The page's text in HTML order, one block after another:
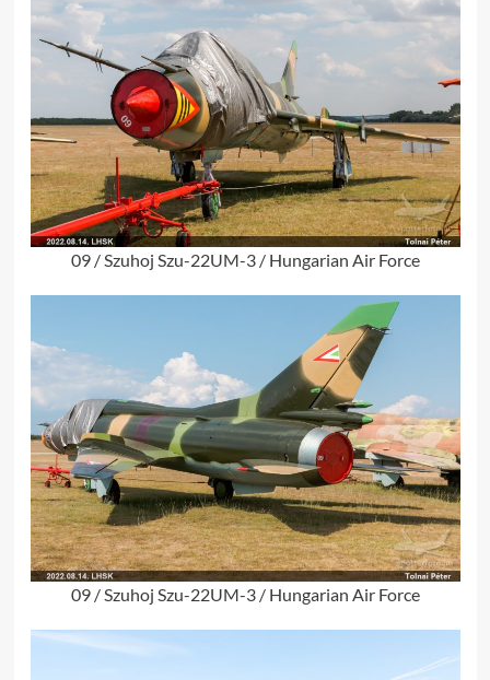
09 / Szuhoj Szu-22UM-3 / Hungarian Air Force
09 / Szuhoj Szu-22UM-3 / Hungarian Air Force